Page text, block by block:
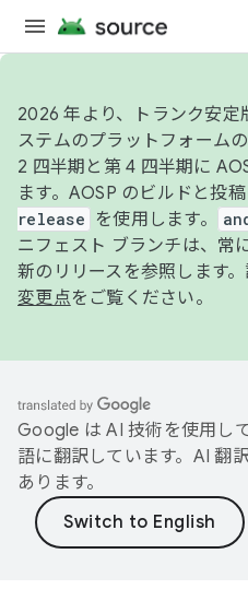
2026 年より、トランク安
ステムのプラットフォーム
2 四半期と第 4 四半期に
ます。AOSP のビルドと投稿
release
を使用します。
ニフェスト ブランチは、常
新のリリースを参照します
変更点をご覧ください。
Google は AI 技術を使用し
語に翻訳しています。AI 翻
あります。